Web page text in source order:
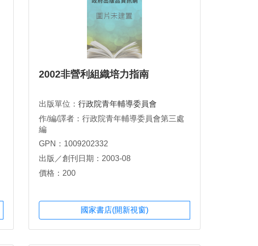
2002非營利組織培力指南
出版單位： 行政院青年輔導委員會
作/編/譯者：行政院青年輔導委員會第三處
編
GPN：1009202332
出版／創刊日期：2003-08
價格：200
國家書店(開新視窗)